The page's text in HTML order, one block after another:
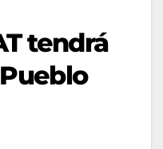
tendrá